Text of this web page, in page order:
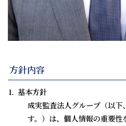
方針内容
基本方針
成実監査法人グループ（以下
す。）は、個人情報の重要性